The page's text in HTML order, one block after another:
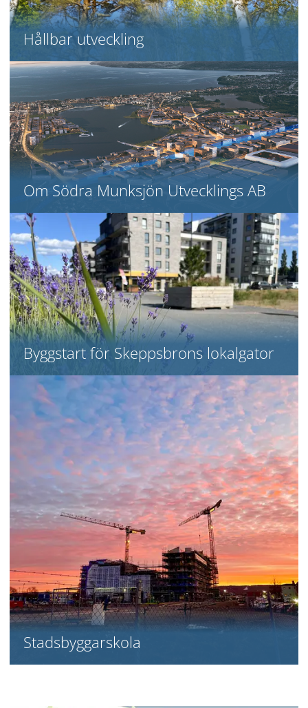
Hållbar utveckling
Om Södra Munksjön Utvecklings AB
Byggstart för Skeppsbrons lokalgator
Stadsbyggarskola